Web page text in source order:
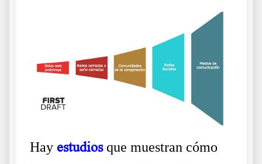
Hay estudios que muestran cómo